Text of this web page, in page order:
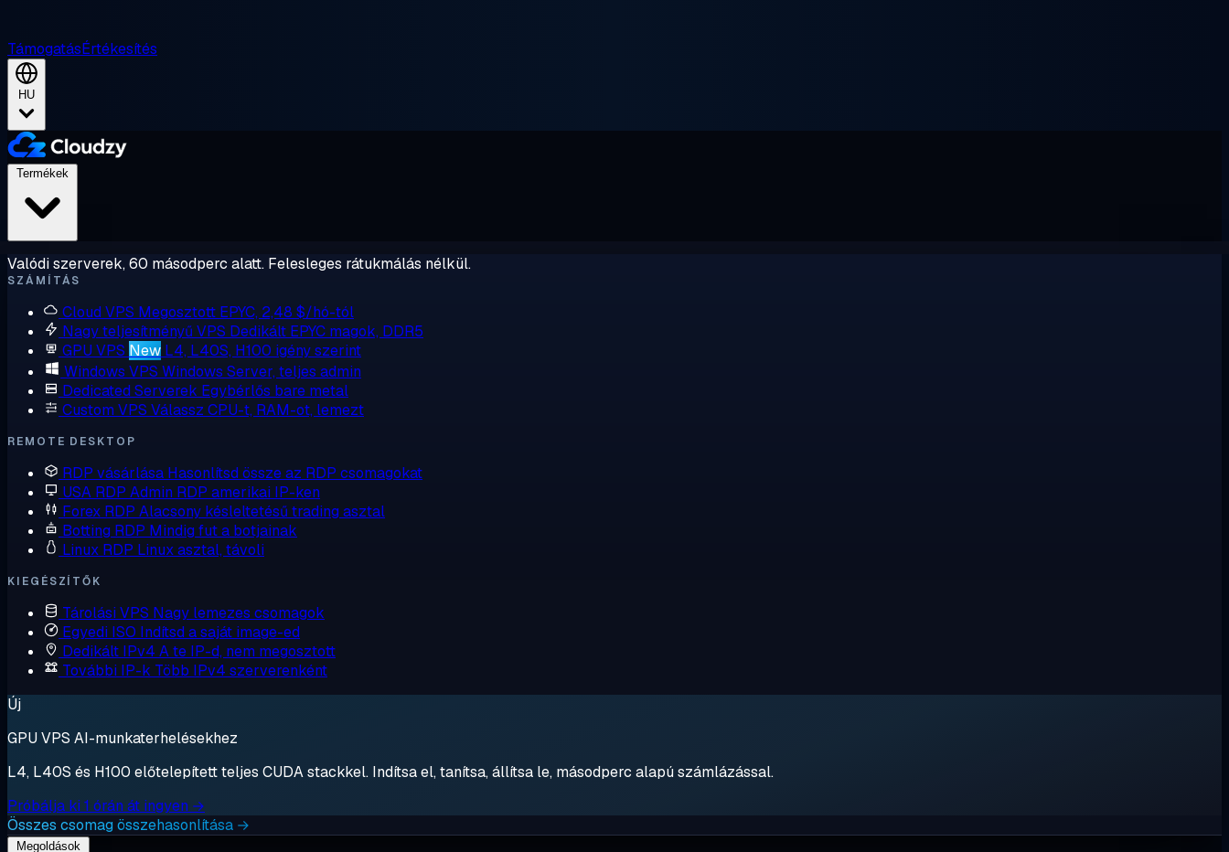
TámogatásÉrtékesítés
HU
Valódi szerverek, 60 másodperc alatt. Felesleges rátukmálás nélkül.
SZÁMÍTÁS
Cloud VPS Megosztott EPYC, 2,48 $/hó-tól
Nagy teljesítményű VPS Dedikált EPYC magok, DDR5
GPU VPS New L4, L40S, H100 igény szerint
Windows VPS Windows Server, teljes admin
Dedicated Serverek Egybérlős bare metal
Custom VPS Válassz CPU-t, RAM-ot, lemezt
REMOTE DESKTOP
RDP vásárlása Hasonlítsd össze az RDP csomagokat
USA RDP Admin RDP amerikai IP-ken
Forex RDP Alacsony késleltetésű trading asztal
Botting RDP Mindig fut a botjainak
Linux RDP Linux asztal, távoli
KIEGÉSZÍTŐK
Tárolási VPS Nagy lemezes csomagok
Egyedi ISO Indítsd a saját image-ed
Dedikált IPv4 A te IP-d, nem megosztott
További IP-k Több IPv4 szerverenként
Új
GPU VPS AI-munkaterhelésekhez
L4, L40S és H100 előtelepített teljes CUDA stackkel. Indítsa el, tanítsa, állítsa le, másodperc alapú számlázással.
Próbálja ki 1 órán át ingyen →
Összes csomag összehasonlítása →